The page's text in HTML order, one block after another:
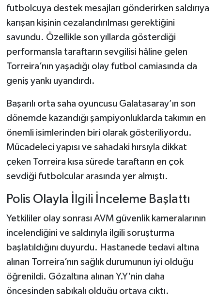
futbolcuya destek mesajları gönderirken saldırıya
karışan kişinin cezalandırılması gerektiğini
savundu. Özellikle son yıllarda gösterdiği
performansla taraftarın sevgilisi hâline gelen
Torreira’nın yaşadığı olay futbol camiasında da
geniş yankı uyandırdı.
Başarılı orta saha oyuncusu Galatasaray’ın son
dönemde kazandığı şampiyonluklarda takımın en
önemli isimlerinden biri olarak gösteriliyordu.
Mücadeleci yapısı ve sahadaki hırsıyla dikkat
çeken Torreira kısa sürede taraftarın en çok
sevdiği futbolcular arasında yer almıştı.
Polis Olayla İlgili İnceleme Başlattı
Yetkililer olay sonrası AVM güvenlik kameralarının
incelendiğini ve saldırıyla ilgili soruşturma
başlatıldığını duyurdu. Hastanede tedavi altına
alınan Torreira’nın sağlık durumunun iyi olduğu
öğrenildi. Gözaltına alınan Y.Y'nin daha
öncesinden sabıkalı olduğu ortaya çıktı.